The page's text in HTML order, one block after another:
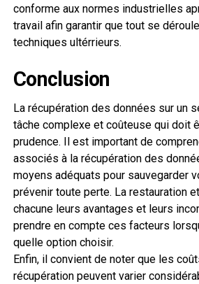
conforme aux normes industrielles
travail afin garantir que tout se
techniques ultérrieurs.
Conclusion
La récupération des données sur un
tâche complexe et coûteuse qui doit
prudence. Il est important de
associés à la récupération des
moyens adéquats pour sauvegarder
prévenir toute perte. La restauration
chacune leurs avantages et leurs
prendre en compte ces facteurs
quelle option choisir.
Enfin, il convient de noter que les
récupération peuvent varier